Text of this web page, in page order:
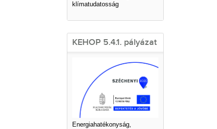
klímatudatosság
KEHOP 5.4.1. pályázat
Energiahatékonyság,